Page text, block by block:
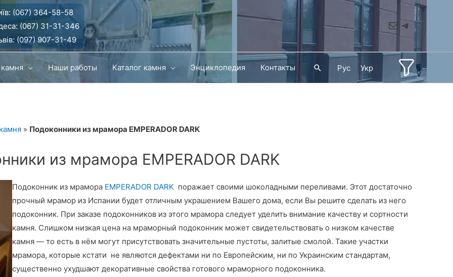
(067) 364-58-58
(067) 31-31-346
(097) 907-31-49
MailTelegram
Наши работы Каталог камня Энциклопедия Контакты ПоискРус Укр
» Подоконники из мрамора EMPERADOR DARK
из мрамора EMPERADOR DARK
Подоконник из мрамора EMPERADOR DARKпоражает своими шоколадными переливами. Этот достаточно
прочный мрамор из Испании будет отличным украшением Вашего дома, если Вы решите сделать из него
подоконник. При заказе подоконников из этого мрамора следует уделить внимание качеству и сортности
камня. Слишком низкая цена на мраморный подоконник может свидетельствовать о низком качестве
камня — то есть в нём могут присутствовать значительные пустоты, залитые смолой. Такие участки
мрамора, которые кстати не являются дефектами ни по Европейским, ни по Украинским стандартам,
существенно ухудшают декоративные свойства готового мраморного подоконника.